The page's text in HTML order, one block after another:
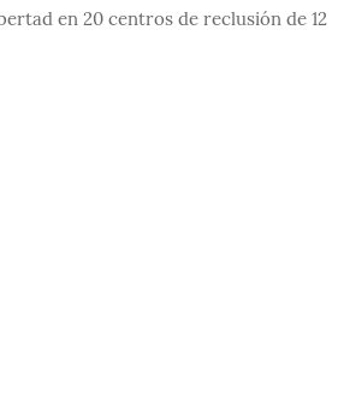
en 20 centros de reclusión de 12